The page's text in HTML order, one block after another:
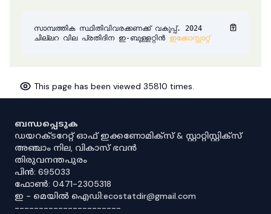
സാമ്പത്തിക സ്ഥിതിവിവരക്കണക്ക് വകുപ്പ്.
2024
ചില്ലറ വില പ്രതിദിന ഇ-ബുള്ളറ്റിൻ ഇക്കോസ്റ്റാറ്റ്
This page has been viewed 35810 times.
ബന്ധപ്പെടുക
ഡയറക്ടറേറ്റ് ഓഫ് ഇക്കണോമിക്സ് & സ്റ്റാറ്റിസ്റ്റിക്സ്
അഞ്ചാം നില, വികാസ് ഭവൻ
തിരുവനന്തപുരം
പിൻ: 695033
ഫോൺ: 0471-2305318
ഇ - മെയിൽ ഐഡി:ecostatdir@gmail.com
----------------------